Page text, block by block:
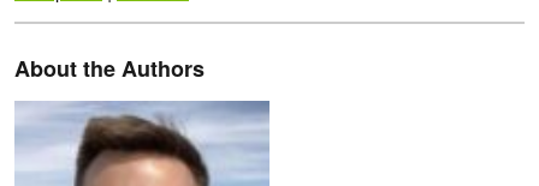
About the Authors